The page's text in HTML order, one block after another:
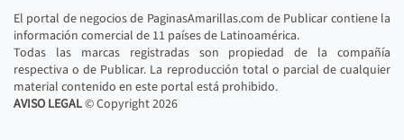
El portal de negocios de PaginasAmarillas.com de Publicar contiene la
información comercial de 11 países de Latinoamérica.
Todas las marcas registradas son propiedad de la compañía
respectiva o de Publicar. La reproducción total o parcial de cualquier
material contenido en este portal está prohibido.
AVISO LEGAL© Copyright2026